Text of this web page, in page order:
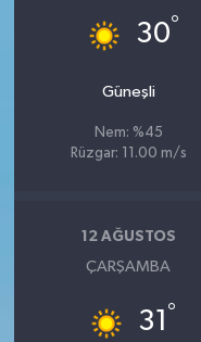
30°
Güneşli
Nem: %45
Rüzgar: 11.00 m/s
12 AĞUSTOS
ÇARŞAMBA
31 °
SPOR HABERLERİ
TEKNOLOJİ
Turizm